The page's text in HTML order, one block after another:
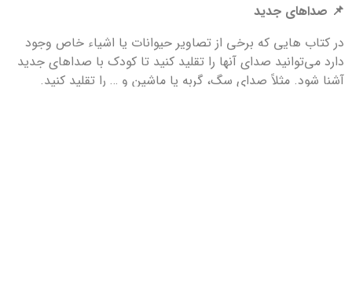
📌 صداهای جدید
در کتاب هایی که برخی از تصاویر حیوانات یا اشیاء خاص وجود
دارد می‌توانید صدای آنها را تقلید کنید تا کودک با صداهای جدید
آشنا شود. مثلاً صدای سگ، گربه یا ماشین و … را تقلید کنید.